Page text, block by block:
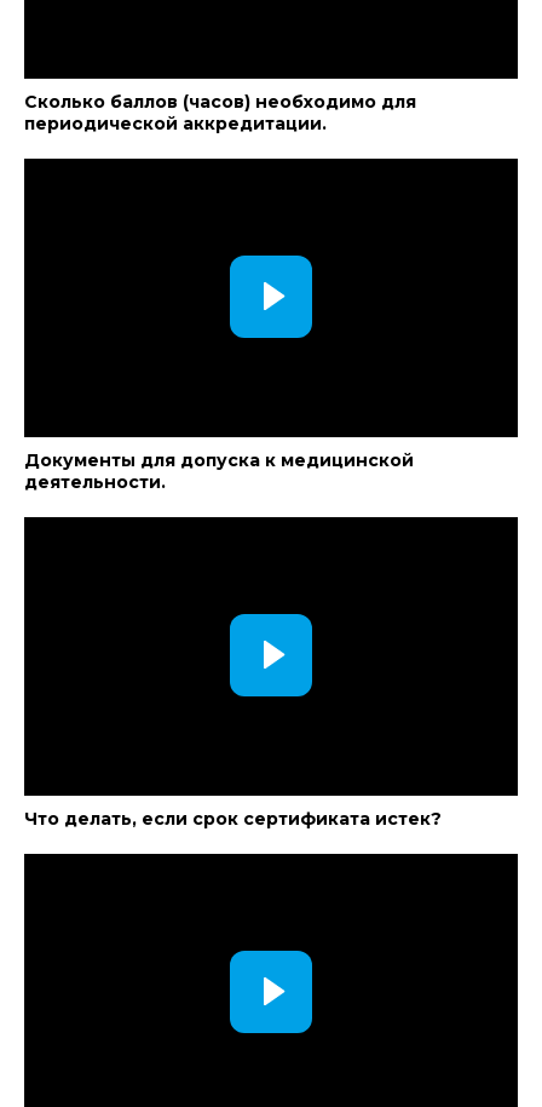
Сколько баллов (часов) необходимо для
периодической аккредитации.
Документы для допуска к медицинской
деятельности.
Что делать, если срок сертификата истек?